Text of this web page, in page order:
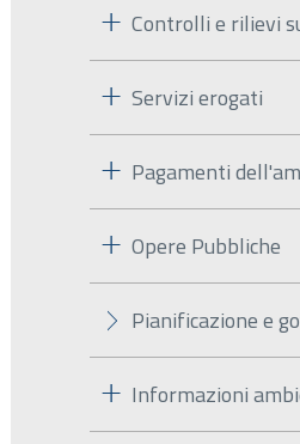
Controlli e rilievi
Servizi erogati
Pagamenti
Opere Pubbliche
Pianificazione e
Informazioni